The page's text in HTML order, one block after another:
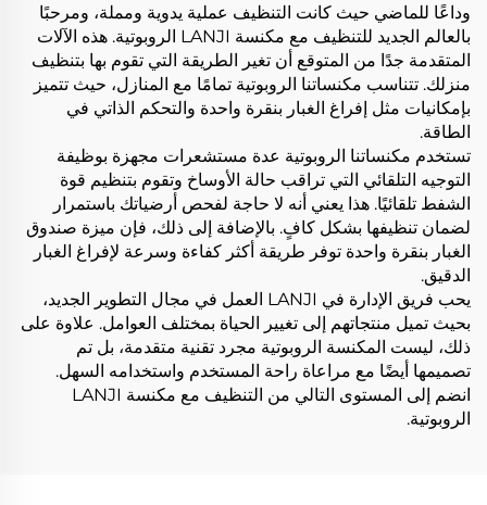
وداعًا للماضي حيث كانت التنظيف عملية يدوية ومملة، ومرحبًا
بالعالم الجديد للتنظيف مع مكنسة LANJI الروبوتية. هذه الآلات
المتقدمة جدًا من المتوقع أن تغير الطريقة التي تقوم بها بتنظيف
منزلك. تتناسب مكنساتنا الروبوتية تمامًا مع المنازل، حيث تتميز
بإمكانيات مثل إفراغ الغبار بنقرة واحدة والتحكم الذاتي في
الطاقة.
تستخدم مكنساتنا الروبوتية عدة مستشعرات مجهزة بوظيفة
التوجيه التلقائي التي تراقب حالة الأوساخ وتقوم بتنظيم قوة
الشفط تلقائيًا. هذا يعني أنه لا حاجة لفحص أرضياتك باستمرار
لضمان تنظيفها بشكل كافٍ. بالإضافة إلى ذلك، فإن ميزة صندوق
الغبار بنقرة واحدة توفر طريقة أكثر كفاءة وسرعة لإفراغ الغبار
الدقيق.
يحب فريق الإدارة في LANJI العمل في مجال التطوير الجديد،
بحيث تميل منتجاتهم إلى تغيير الحياة بمختلف العوامل. علاوة على
ذلك، ليست المكنسة الروبوتية مجرد تقنية متقدمة، بل تم
تصميمها أيضًا مع مراعاة راحة المستخدم واستخدامه السهل.
انضم إلى المستوى التالي من التنظيف مع مكنسة LANJI
الروبوتية.